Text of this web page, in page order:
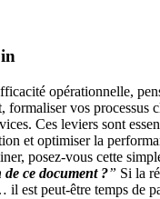
opérationnelle,
formaliser vos processus
Ces leviers sont
et optimiser la
posez-vous cette
ce document ?” Si la
est peut-être temps de